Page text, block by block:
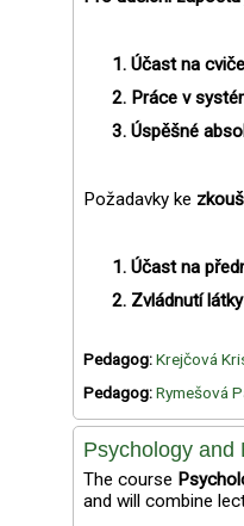
Účast na
Práce v
Úspěšné
Požadavky ke
Účast na
Zvládnutí
Pedagog:Krejčová
Pedagog:Rymešová
Psychology and
The course
and will combine